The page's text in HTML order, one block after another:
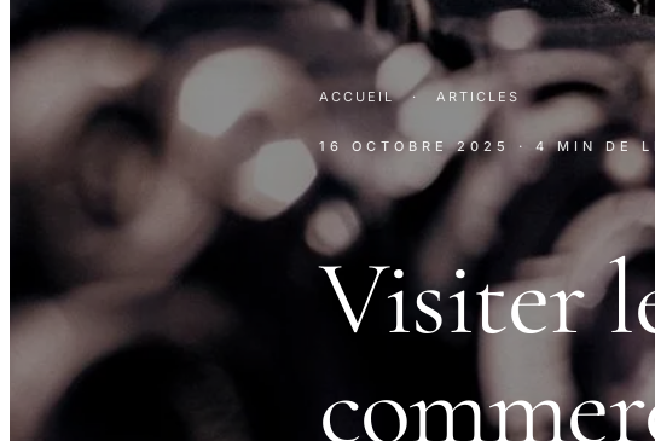
ACCUEIL · ARTICLES
16 OCTOBRE 2025 · 4 MIN DE
Visiter